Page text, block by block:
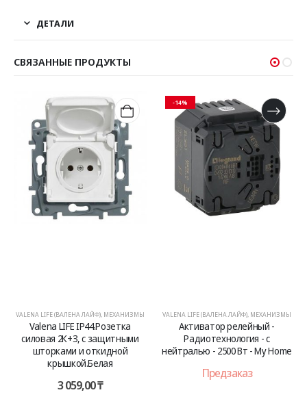
ДЕТАЛИ
СВЯЗАННЫЕ ПРОДУКТЫ
VALENA LIFE (ВАЛЕНА ЛАЙФ), МЕХАНИЗМЫ
Valena LIFE IP44.Розетка
силовая 2К+З, с защитными
шторками и откидной
крышкой.Белая
3 059,00₸
-14%
VALENA LIFE (ВАЛЕНА ЛАЙФ), МЕХАНИЗМЫ
Активатор релейный -
Радиотехнология - с
нейтралью - 2500 Вт - My Home
Предзаказ